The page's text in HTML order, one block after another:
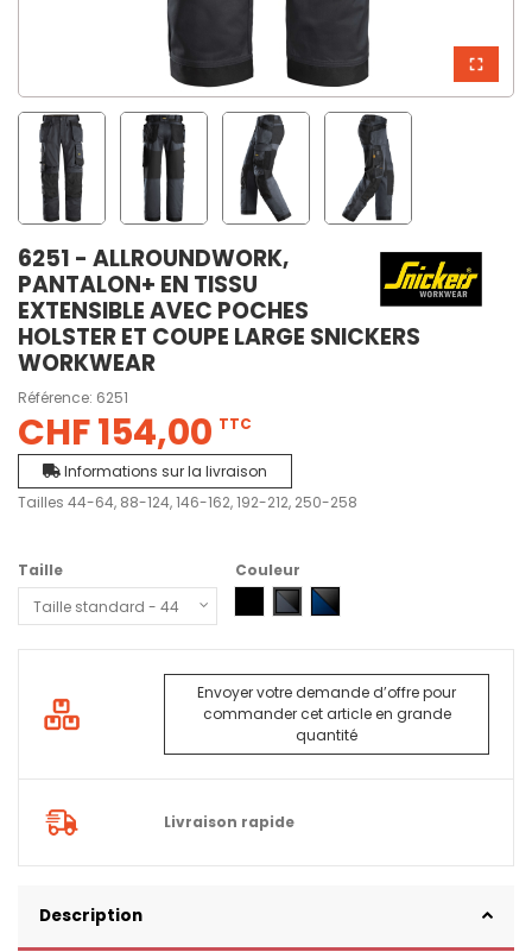
6251 - ALLROUNDWORK,
PANTALON+ EN TISSU
EXTENSIBLE AVEC POCHES
HOLSTER ET COUPE LARGE SNICKERS
WORKWEAR
Référence: 6251
CHF 154,00 TTC
Informations sur la livraison
Tailles 44-64, 88-124, 146-162, 192-212, 250-258
Taille
Couleur
0404 - Noir
5804 - Gris acier - Noir
9504 - Bleu marine - Noir
Envoyer votre demande d’offre pour
commander cet article en grande
quantité
Livraison rapide
Description